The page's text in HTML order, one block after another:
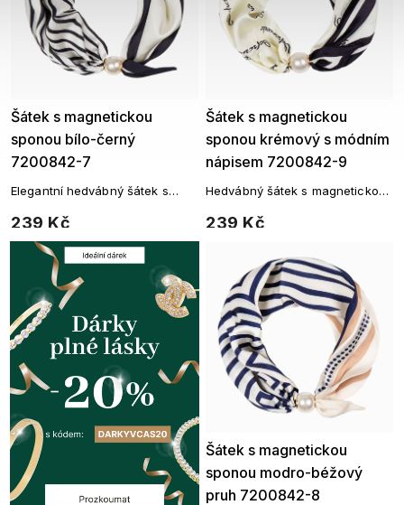
Šátek s magnetickou
sponou bílo-černý
7200842-7
239 Kč
Elegantní hedvábný šátek s
proužková harmonie
Šátek s magnetickou
sponou krémový s módním
nápisem 7200842-9
239 Kč
Hedvábný šátek s magnetickou
Šátek s magnetickou
sponou modro-béžový
pruh 7200842-8